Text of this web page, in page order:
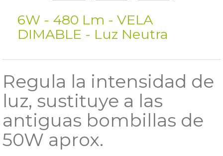
6W - 480 Lm - VELA
DIMABLE - Luz Neutra
Regula la intensidad de
luz, sustituye a las
antiguas bombillas de
50W aprox.